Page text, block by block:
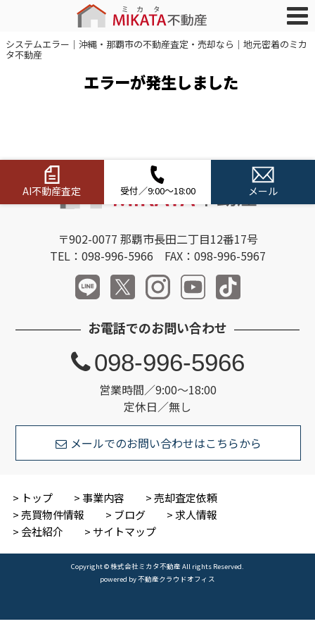
システムエラー｜沖縄・那覇市の不動産査定・売却なら｜地元密着のミカ
タ不動産
エラーが発生しました
AI不動産査定 受付／9:00～18:00 メール
〒902-0077 那覇市長田二丁目12番17号
TEL：098-996-5966 FAX：098-996-5967
お電話でのお問い合わせ
営業時間／9:00～18:00
定休日／無し
098-996-5966
メールでのお問い合わせはこちらから
トップ 事業内容
売却査定依頼
売買物件情報
ブログ
求人情報
会社紹介
サイトマップ
Copyright © 株式会社ミカタ不動産 All rights Reserved.
powered by 不動産クラウドオフィス